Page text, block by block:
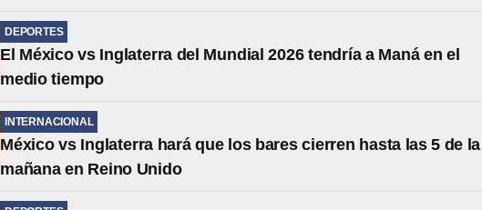
DEPORTES
El México vs Inglaterra del Mundial 2026 tendría a Maná en el
medio tiempo
INTERNACIONAL
México vs Inglaterra hará que los bares cierren hasta las 5 de la
mañana en Reino Unido